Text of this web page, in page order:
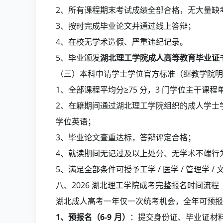
2、所有课程期末考试成绩全部合格，无大量缺
3、按时完成毕业论文并通过线上答辩；
4、在校无学术造假、严重违纪记录。
5、毕业颁发湖北理工学院成人高等教育毕业证
（三）本科申请学士学位官方标准（继教学院
1、全部课程平均分≥75 分，3 门学位主干课程
2、在籍期间通过湖北理工学院组织的成人学
学位英语；
3、毕业论文查重达标，答辩评定合格；
4、就读期间无记过及以上处分、无学术不端行
5、满足全部条件可授予工学 / 医学 / 管理学 /
八、2026 湖北理工学院成考完整报名时间流程
湖北成人高考一年仅一次统考机会，全年可预
1、预报名（6-9 月） ：提交身份证、毕业证材